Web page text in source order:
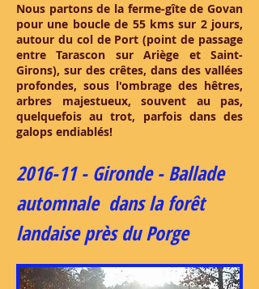
Nous partons de la ferme-gîte de Govan
pour une boucle de 55 kms sur 2 jours,
autour du col de Port (point de passage
entre Tarascon sur Ariège et Saint-
Girons), sur des crêtes, dans des vallées
profondes, sous l'ombrage des hêtres,
arbres majestueux, souvent au pas,
quelquefois au trot, parfois dans des
galops endiablés!
2016-11 - Gironde - Ballade
automnale dans la forêt
landaise près du Porge